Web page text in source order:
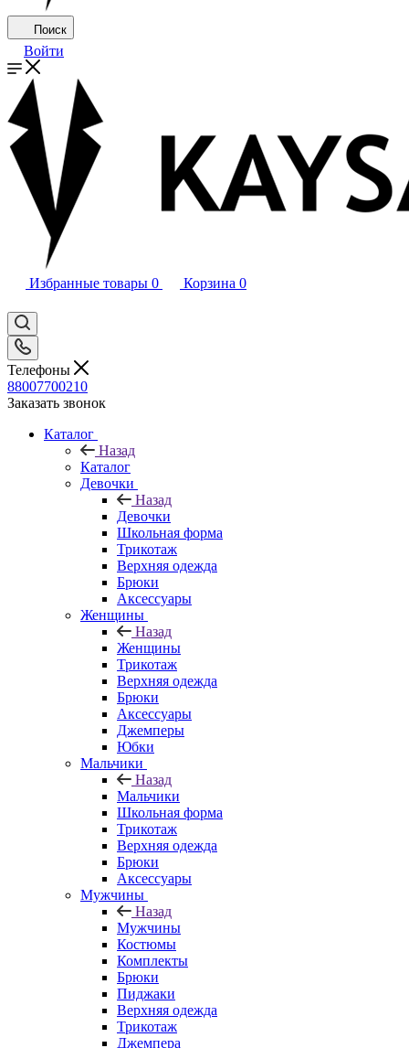
Поиск
Войти
Избранные товары 0 Корзина 0
Телефоны
88007700210
Заказать звонок
Каталог
Назад
Каталог
Девочки
Назад
Девочки
Школьная форма
Трикотаж
Верхняя одежда
Брюки
Аксессуары
Женщины
Назад
Женщины
Трикотаж
Верхняя одежда
Брюки
Аксессуары
Джемперы
Юбки
Мальчики
Назад
Мальчики
Школьная форма
Трикотаж
Верхняя одежда
Брюки
Аксессуары
Мужчины
Назад
Мужчины
Костюмы
Комплекты
Брюки
Пиджаки
Верхняя одежда
Трикотаж
Джемпера